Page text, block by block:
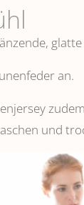
an.
und